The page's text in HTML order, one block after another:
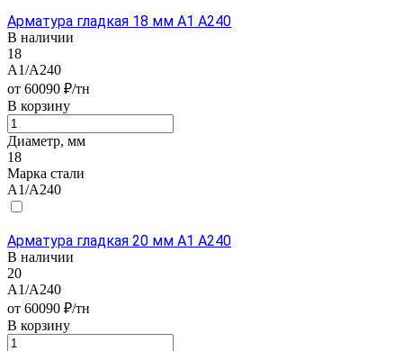
Арматура гладкая 18 мм А1 А240
В наличии
18
А1/А240
от 60090 ₽/тн
В корзину
Диаметр, мм
18
Марка стали
А1/А240
Арматура гладкая 20 мм А1 А240
В наличии
20
А1/А240
от 60090 ₽/тн
В корзину